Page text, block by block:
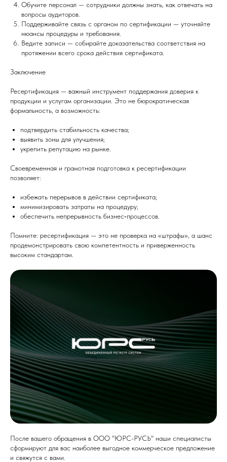
Обучите персонал — сотрудники должны знать, как отвечать на
вопросы аудиторов.
Поддерживайте связь с органом по сертификации — уточняйте
нюансы процедуры и требования.
Ведите записи — собирайте доказательства соответствия на
протяжении всего срока действия сертификата.
Заключение
Ресертификация — важный инструмент поддержания доверия к
продукции и услугам организации. Это не бюрократическая
формальность, а возможность:
подтвердить стабильность качества;
выявить зоны для улучшения;
укрепить репутацию на рынке.
Своевременная и грамотная подготовка к ресертификации
позволяет:
избежать перерывов в действии сертификата;
минимизировать затраты на процедуру;
обеспечить непрерывность бизнес‑процессов.
Помните: ресертификация — это не проверка на «штрафы», а шанс
продемонстрировать свою компетентность и приверженность
высоким стандартам.
После вашего обращения в ООО "ЮРС-РУСЬ" наши специалисты
сформируют для вас наиболее выгодное коммерческое предложение
и свяжутся с вами.